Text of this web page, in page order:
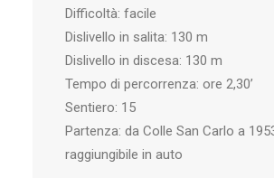
Difficoltà: facile
Dislivello in salita: 130 m
Dislivello in discesa: 130 m
Tempo di percorrenza: ore 2,30’
Sentiero: 15
Partenza: da Colle San Carlo a
raggiungibile in auto